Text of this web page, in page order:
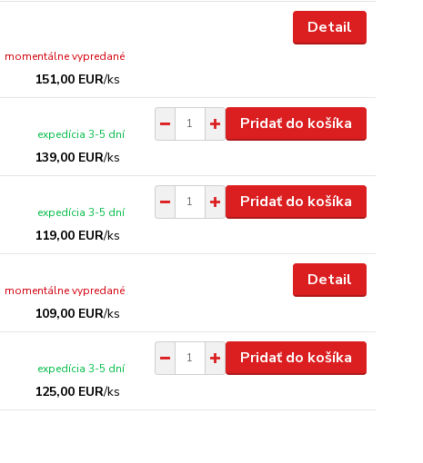
151,00 EUR/ks
momentálne vypredané
Detail
139,00 EUR/ks
expedícia 3-5 dní
Pridať do košíka
119,00 EUR/ks
expedícia 3-5 dní
Pridať do košíka
109,00 EUR/ks
momentálne vypredané
Detail
125,00 EUR/ks
expedícia 3-5 dní
Pridať do košíka